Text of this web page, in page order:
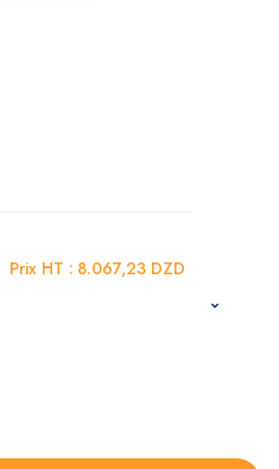
Prix HT : 8.067,23 DZD